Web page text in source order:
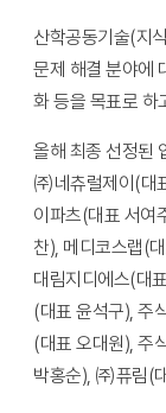
산학공동기술(지
문제 해결 분야에
화 등을 목표로 하
올해 최종 선정된
㈜네츄럴제이(대
이파츠(대표 서여
찬), 메디코스랩(
대림지디에스(대
(대표 윤석구), 주
(대표 오대원), 주
박홍순), ㈜퓨림(